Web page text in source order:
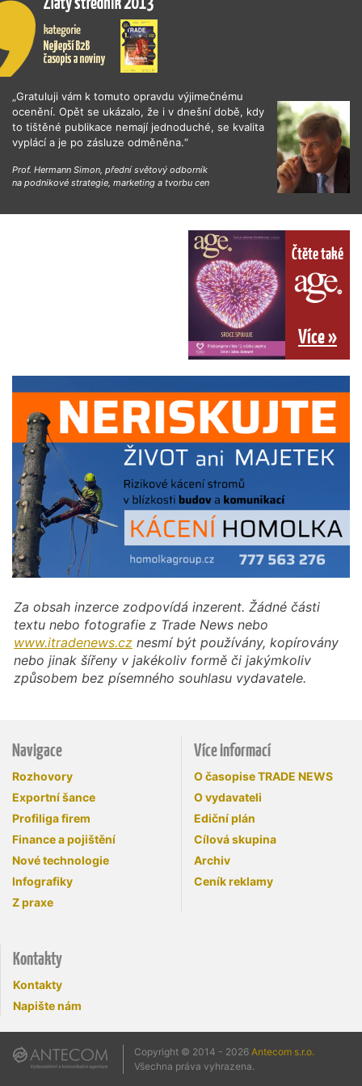
„Gratuluji vám k tomuto opravdu výjimečnému
ocenění. Opět se ukázalo, že i v dnešní době, kdy
to tištěné publikace nemají jednoduché, se kvalita
vyplácí a je po zásluze odměněna.“
Prof. Hermann Simon, přední světový odborník
na podnikové strategie, marketing a tvorbu cen
Čtěte také
Více »
Za obsah inzerce zodpovídá inzerent. Žádné části
textu nebo fotografie z Trade News nebo
www.itradenews.cz nesmí být používány, kopírovány
nebo jinak šířeny v jakékoliv formě či jakýmkoliv
způsobem bez písemného souhlasu vydavatele.
Navigace
Rozhovory
Exportní šance
Profiliga firem
Finance a pojištění
Nové technologie
Infografiky
Z praxe
Více informací
O časopise TRADE NEWS
O vydavateli
Ediční plán
Cílová skupina
Archiv
Ceník reklamy
Kontakty
Kontakty
Napište nám
Copyright © 2014 - 2026 Antecom s.r.o.
Všechna práva vyhrazena.